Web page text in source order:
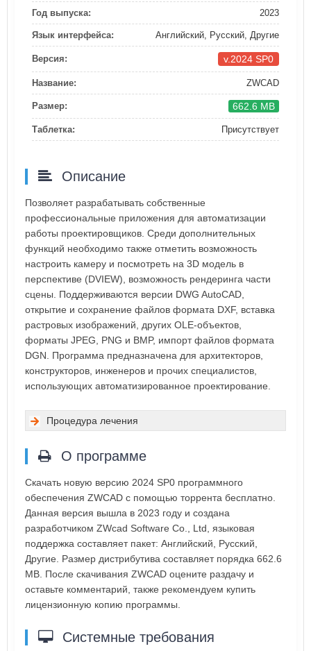
Год выпуска: 2023
Язык интерфейса: Английский, Русский, Другие
Версия: v.2024 SP0
Название: ZWCAD
Размер: 662.6 MB
Таблетка: Присутствует
Описание
Позволяет разрабатывать собственные
профессиональные приложения для автоматизации
работы проектировщиков. Среди дополнительных
функций необходимо также отметить возможность
настроить камеру и посмотреть на 3D модель в
перспективе (DVIEW), возможность рендеринга части
сцены. Поддерживаются версии DWG AutoCAD,
открытие и сохранение файлов формата DXF, вставка
растровых изображений, других OLE-объектов,
форматы JPEG, PNG и BMP, импорт файлов формата
DGN. Программа предназначена для архитекторов,
конструкторов, инженеров и прочих специалистов,
использующих автоматизированное проектирование.
Процедура лечения
О программе
Скачать новую версию 2024 SP0 программного
обеспечения ZWCAD с помощью торрента бесплатно.
Данная версия вышла в 2023 году и создана
разработчиком ZWcad Software Co., Ltd, языковая
поддержка составляет пакет: Английский, Русский,
Другие. Размер дистрибутива составляет порядка 662.6
MB. После скачивания ZWCAD оцените раздачу и
оставьте комментарий, также рекомендуем купить
лицензионную копию программы.
Системные требования